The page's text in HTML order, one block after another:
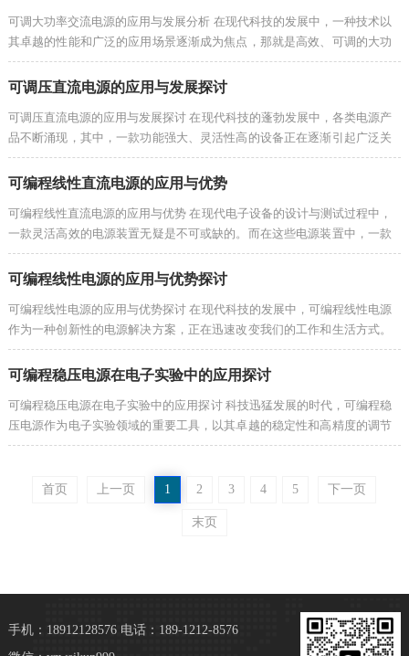
可调大功率交流电源的应用与发展分析 在现代科技的发展中，一种技术以
其卓越的性能和广泛的应用场景逐渐成为焦点，那就是高效、可调的大功
率交流电源。它不仅在工业制造中发...
可调压直流电源的应用与发展探讨
可调压直流电源的应用与发展探讨 在现代科技的蓬勃发展中，各类电源产
品不断涌现，其中，一款功能强大、灵活性高的设备正在逐渐引起广泛关
注，它便是可调压直流电源。这款设...
可编程线性直流电源的应用与优势
可编程线性直流电源的应用与优势 在现代电子设备的设计与测试过程中，
一款灵活高效的电源装置无疑是不可或缺的。而在这些电源装置中，一款
独具地位的产品就是可编程线性直流...
可编程线性电源的应用与优势探讨
可编程线性电源的应用与优势探讨 在现代科技的发展中，可编程线性电源
作为一种创新性的电源解决方案，正在迅速改变我们的工作和生活方式。
这种高效、灵活的电源设备不仅提升...
可编程稳压电源在电子实验中的应用探讨
可编程稳压电源在电子实验中的应用探讨 科技迅猛发展的时代，可编程稳
压电源作为电子实验领域的重要工具，以其卓越的稳定性和高精度的调节
功能，成为电子工程师和学生们不可...
首页 上一页 1 2 3 4 5 下一页
末页
手机：18912128576 电话：189-1212-8576